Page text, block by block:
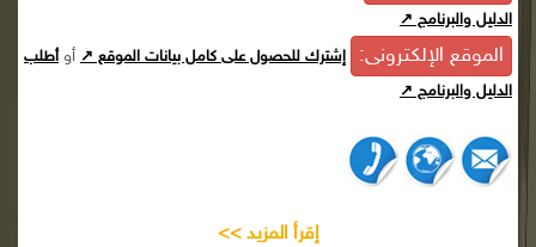
الدليل والبرنامج ↗
الموقع الإلكترونى: إشترك للحصول على كامل بيانات الموقع ↗ أوأطلب
الدليل والبرنامج ↗
إقرأ المزيد >>